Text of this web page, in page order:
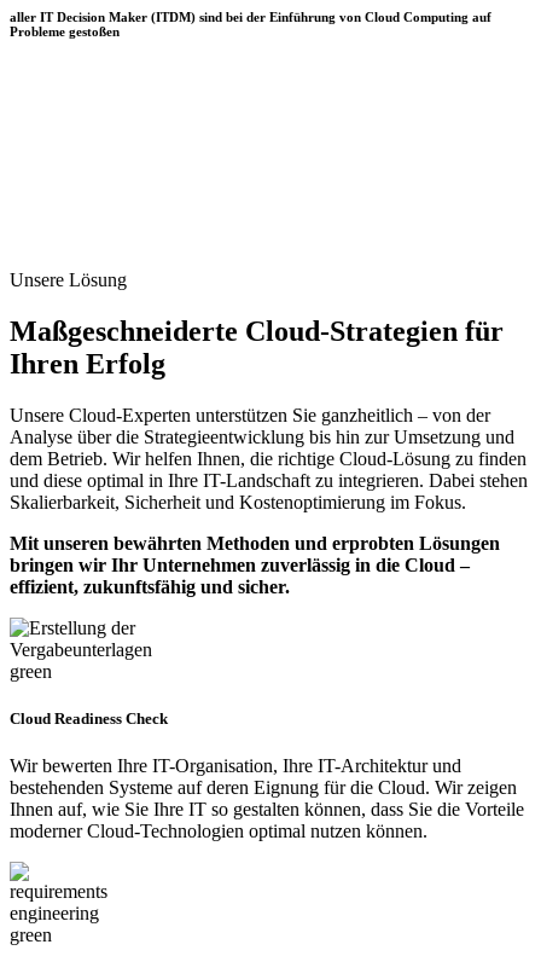
aller IT Decision Maker (ITDM) sind bei der Einführung von Cloud Computing auf
Probleme gestoßen
Unsere Lösung
Maßgeschnei­derte Cloud-Strategien für
Ihren Erfolg
Unsere Cloud-Experten unterstützen Sie ganzheitlich – von der
Analyse über die Strategieentwicklung bis hin zur Umsetzung und
dem Betrieb. Wir helfen Ihnen, die richtige Cloud-Lösung zu finden
und diese optimal in Ihre IT-Landschaft zu integrieren. Dabei stehen
Skalierbarkeit, Sicherheit und Kostenoptimierung im Fokus.
Mit unseren bewährten Methoden und erprobten Lösungen
bringen wir Ihr Unternehmen zuverlässig in die Cloud –
effizient, zukunftsfähig und sicher.
Cloud Readiness Check
Wir bewerten Ihre IT-Organisation, Ihre IT-Architektur und
bestehenden Systeme auf deren Eignung für die Cloud. Wir zeigen
Ihnen auf, wie Sie Ihre IT so gestalten können, dass Sie die Vorteile
moderner Cloud-Technologien optimal nutzen können.